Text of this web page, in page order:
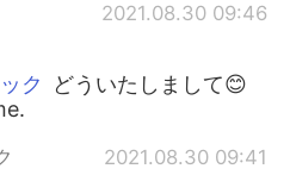
2021.08.30 09:46
ク
どういたしまして😊
2021.08.30 09:41